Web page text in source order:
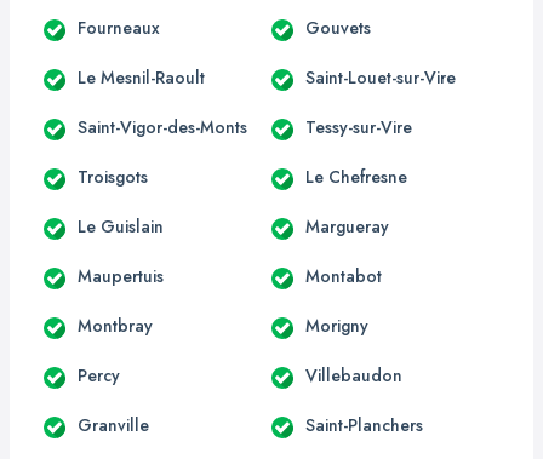
Fourneaux Gouvets
Le Mesnil-Raoult Saint-Louet-sur-Vire
Saint-Vigor-des-Monts Tessy-sur-Vire
Troisgots Le Chefresne
Le Guislain Margueray
Maupertuis Montabot
Montbray Morigny
Percy Villebaudon
Granville Saint-Planchers